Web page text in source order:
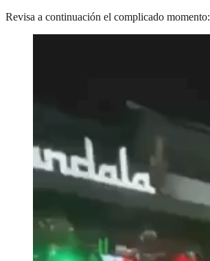
Revisa a continuación el complicado momento: